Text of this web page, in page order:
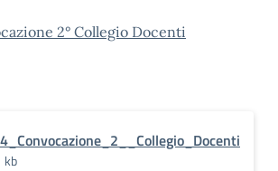
2° Collegio Docenti
kb